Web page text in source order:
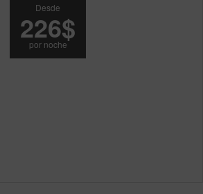
Desde
226$
por noche